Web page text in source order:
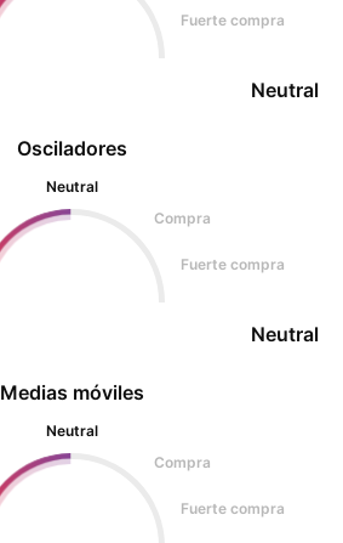
Osciladores
Neutral
Compra
Fuerte compra
Neutral
Fuerte compra
Neutral
Medias móviles
Neutral
Compra
Fuerte compra